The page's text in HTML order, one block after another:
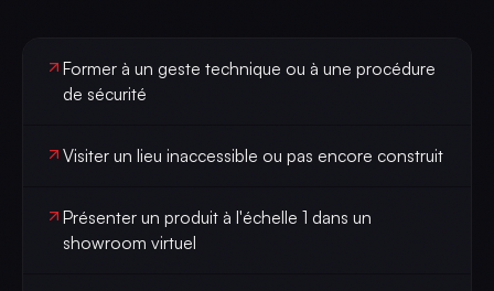
Former à un geste technique ou à une procédure
de sécurité
Visiter un lieu inaccessible ou pas encore construit
Présenter un produit à l'échelle 1 dans un
showroom virtuel